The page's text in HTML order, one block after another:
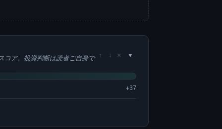
コア。投資判断は読者ご自身で ↑ ↓ ×
+37